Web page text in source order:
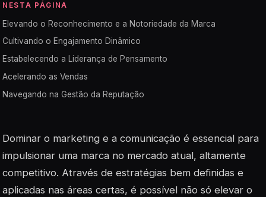
NESTA PÁGINA
Elevando o Reconhecimento e a Notoriedade da Marca
Cultivando o Engajamento Dinâmico
Estabelecendo a Liderança de Pensamento
Acelerando as Vendas
Navegando na Gestão da Reputação
Dominar o marketing e a comunicação é essencial para
impulsionar uma marca no mercado atual, altamente
competitivo. Através de estratégias bem definidas e
aplicadas nas áreas certas, é possível não só elevar o